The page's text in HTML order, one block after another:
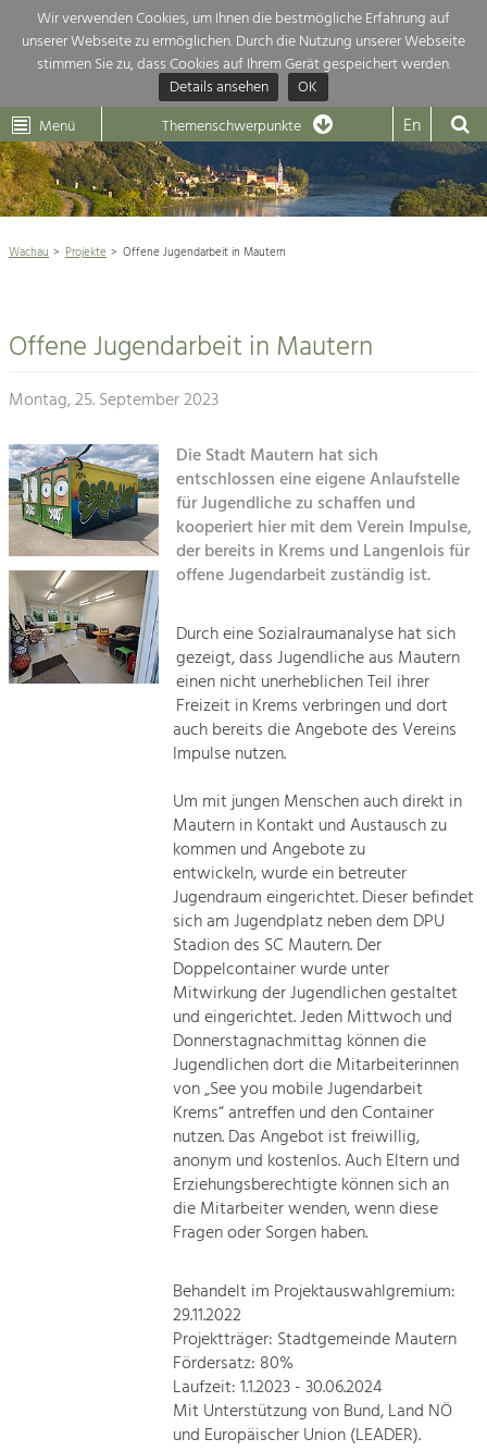
Wir verwenden Cookies, um Ihnen die bestmögliche Erfahrung auf
unserer Webseite zu ermöglichen. Durch die Nutzung unserer Webseite
stimmen Sie zu, dass Cookies auf Ihrem Gerät gespeichert werden.
Details ansehen
OK
Dunkelsteinerwald Klima
Menü Themenschwerpunkte En
Aktuelles
Weltkulturerbe Wachau 
Rückblick 25 Jahre Jubiläum
Architektur
Landwirtschaft & Tourismus
Projekte
Kirchen am Fluss
Suche
Impressum
Kontakt
Themenübersicht
Die Regionalentwicklung in unserer Region ist sehr vielfältig. Deshalb
geben wir hier eine Übersicht über unsere Themenschwerpunkte. Für
mehr Informationen einfach das Thema anklicken und schon werden alle
Projekte in diesem Kontext angezeigt.
Natur- &
Baukultur
Land- & Forstwirtschaft
Bewirtschaftung und Pflege der
Kulturlandschaft.
Tourismus
Angebotsentwicklung und
Positionierung.
Kunst & Kultur
Handwerk, Wissenschaft und Forschung.
Soziales, Bildung &
Mobilität & Energie
Klimawandel, öffentlicher Verkehr und
Steigerung regionaler Wertschöpfung
Wachau Projekte Offene Jugendarbeit in Mautern
Offene Jugendarbeit in Mautern
Montag, 25. September 2023
Die Stadt Mautern hat sich
entschlossen eine eigene Anlaufstelle
für Jugendliche zu schaffen und
kooperiert hier mit dem Verein Impulse,
der bereits in Krems und Langenlois für
offene Jugendarbeit zuständig ist.
Durch eine Sozialraumanalyse hat sich
gezeigt, dass Jugendliche aus Mautern
einen nicht unerheblichen Teil ihrer
Freizeit in Krems verbringen und dort
auch bereits die Angebote des Vereins
Impulse nutzen.
Um mit jungen Menschen auch direkt in
Mautern in Kontakt und Austausch zu
kommen und Angebote zu
entwickeln, wurde ein betreuter
Jugendraum eingerichtet. Dieser befindet
sich am Jugendplatz neben dem DPU
Stadion des SC Mautern. Der
Doppelcontainer wurde unter
Mitwirkung der Jugendlichen gestaltet
und eingerichtet. Jeden Mittwoch und
Donnerstagnachmittag können die
Jugendlichen dort die Mitarbeiterinnen
von „See you mobile Jugendarbeit
Krems“ antreffen und den Container
nutzen. Das Angebot ist freiwillig,
anonym und kostenlos. Auch Eltern und
Erziehungsberechtigte können sich an
die Mitarbeiter wenden, wenn diese
Fragen oder Sorgen haben.
Behandelt im Projektauswahlgremium:
29.11.2022
Projektträger: Stadtgemeinde Mautern
Fördersatz: 80%
Laufzeit: 1.1.2023 - 30.06.2024
Mit Unterstützung von Bund, Land NÖ
und Europäischer Union (LEADER).